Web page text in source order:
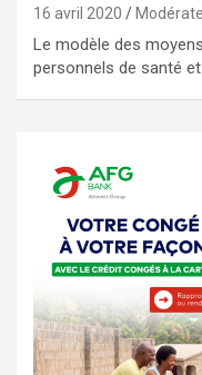
16 avril 2020
Le modèle des
personnels de santé